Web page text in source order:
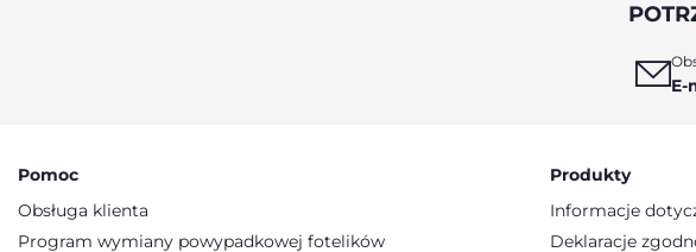
E-
Pomoc
Obsługa klienta
Program wymiany powypadkowej fotelików
Produkty
Informacje
Deklaracje